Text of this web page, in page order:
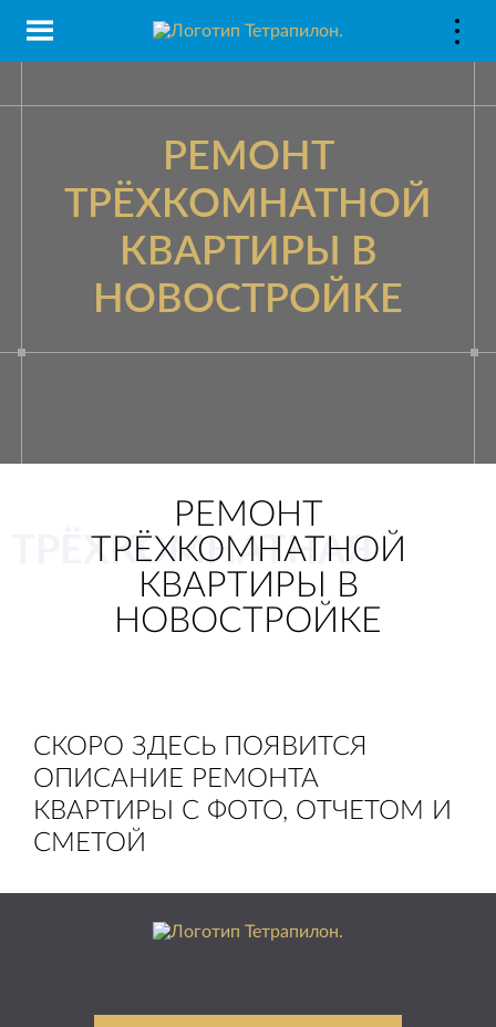
РЕМОНТ
ТРЁХКОМНАТНОЙ
КВАРТИРЫ В
НОВОСТРОЙКЕ
ТРЁХКОМНАТНАЯ
РЕМОНТ
ТРЁХКОМНАТНОЙ
КВАРТИРЫ В
НОВОСТРОЙКЕ
СКОРО ЗДЕСЬ ПОЯВИТСЯ
ОПИСАНИЕ РЕМОНТА
КВАРТИРЫ С ФОТО, ОТЧЕТОМ И
СМЕТОЙ